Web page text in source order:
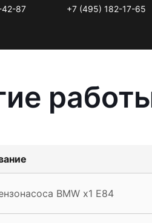
42-87
+7 (495) 182-17-65
BMW x1 E84